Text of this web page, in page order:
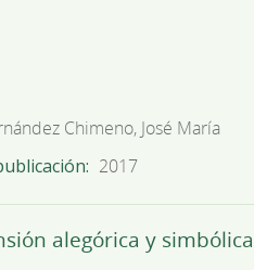
Chimeno, José María
2017
alegórica y